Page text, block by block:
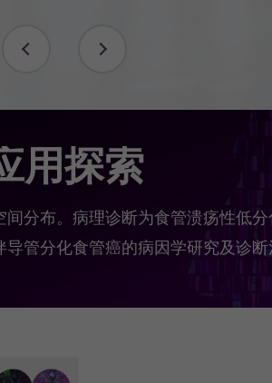
用探索
分布。病理诊断为食管溃疡性低
管分化食管癌的病因学研究及诊断